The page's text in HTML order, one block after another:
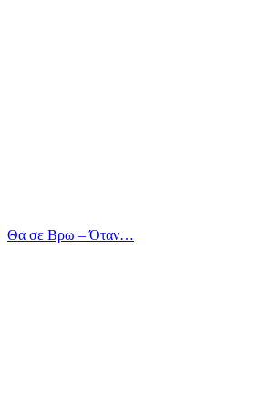
Θα σε Βρω – Όταν…